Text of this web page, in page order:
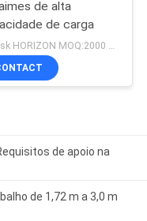
de alta
de carga
pls ask HORIZON MOQ:2000 pcs
de apoio na
de 1,72 m a 3,0 m